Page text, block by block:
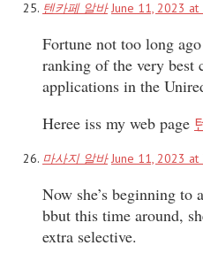
텐카페 알바 June 11, 2023 at
Fortune not too long
ranking of the very best
applications in the
Heree iss my web page
마사지 알바 June 11, 2023 at
Now she’s beginning to
bbut this time around,
extra selective.